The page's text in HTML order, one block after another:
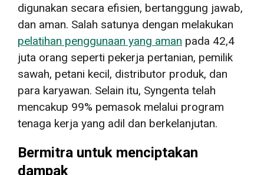
digunakan secara efisien, bertanggung jawab,
dan aman. Salah satunya dengan melakukan
pelatihan penggunaan yang aman pada 42,4
juta orang seperti pekerja pertanian, pemilik
sawah, petani kecil, distributor produk, dan
para karyawan. Selain itu, Syngenta telah
mencakup 99% pemasok melalui program
tenaga kerja yang adil dan berkelanjutan.
Bermitra untuk menciptakan
dampak